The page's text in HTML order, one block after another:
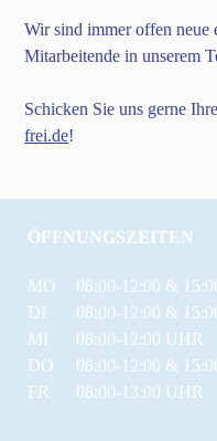
Wir sind immer offen neue
Mitarbeitende in unserem
Schicken Sie uns gerne
frei.de!
ÖFFNUNGSZEITEN
MO
08:00-12:00 &
DI
08:00-12:00 &
MI
08:00-12:00 UHR
DO
08:00-12:00 &
FR
08:00-13:00 UHR